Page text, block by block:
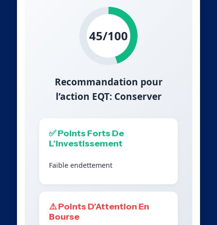
45/100
Recommandation pour
l’action EQT: Conserver
✅ Points Forts De
L’Investissement
Faible endettement
⚠️ Points D’Attention En
Bourse